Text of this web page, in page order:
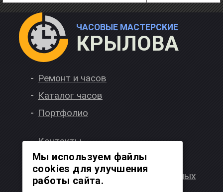
ЧАСОВЫЕ МАСТЕРСКИЕ
КРЫЛОВА
Ремонт и часов
Каталог часов
Портфолио
Контакты
Вакансии
Политика обработки персональных
данных
Мы используем файлы
cookies для улучшения
работы сайта.